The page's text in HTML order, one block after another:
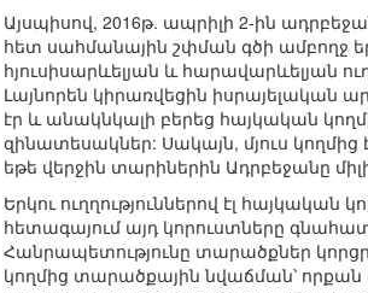
Այսպիսով, 2016թ. ապրիլի 2-ին
հետ սահմանային շփման գծի ամբողջ
հյուսիսարևելյան և հարավարևելյան
Լայնորեն կիրառվեցին իսրայելական
էր և անակնկալի բերեց հայկական
զինատեսակներ: Սակայն, մյուս
եթե վերջին տարիներին Ադրբեջանը
Երկու ուղղություններով էլ
հետագայում այդ կորուստները
Հանրապետությունը տարածքներ
կողմից տարածքային նվաճման՝ որքան